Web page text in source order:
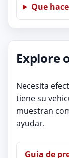
Que
Explore
Necesita
tiene su
muestran
ayudar.
Guia de